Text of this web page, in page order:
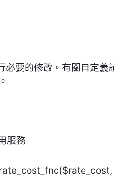
必要的修改。有關自定義
。
服務